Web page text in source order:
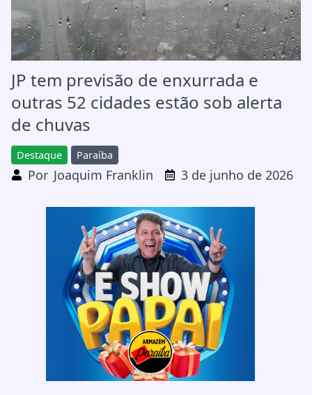
JP tem previsão de enxurrada e
outras 52 cidades estão sob alerta
de chuvas
Destaque Paraíba
Por Joaquim Franklin 3 de junho de 2026